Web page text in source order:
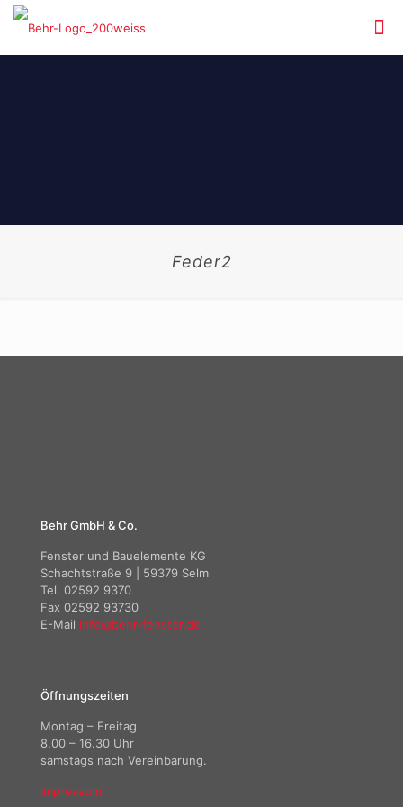
Feder2
Behr GmbH & Co.
Fenster und Bauelemente KG
Schachtstraße 9 | 59379 Selm
Tel. 02592 9370
Fax 02592 93730
E-Mail info@behr-fenster.de
Öffnungszeiten
Montag – Freitag
8.00 – 16.30 Uhr
samstags nach Vereinbarung.
Impressum